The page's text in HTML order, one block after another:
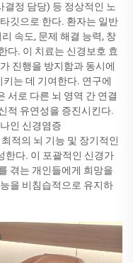
결정 담당) 등 정상적인 노
깃으로 한다. 환자는 일반
속도, 문제 해결 능력, 창
다. 이 치료는 신경보호 효
진행을 방지함과 동시에
는 데 기여한다. 연구에
서로 다른 뇌 영역 간 연결
적 유연성을 증진시킨다.
인 신경염증
적의 뇌 기능 및 장기적인
한다. 이 포괄적인 신경가
겪는 개인들에게 희망을
을 비침습적으로 유지하